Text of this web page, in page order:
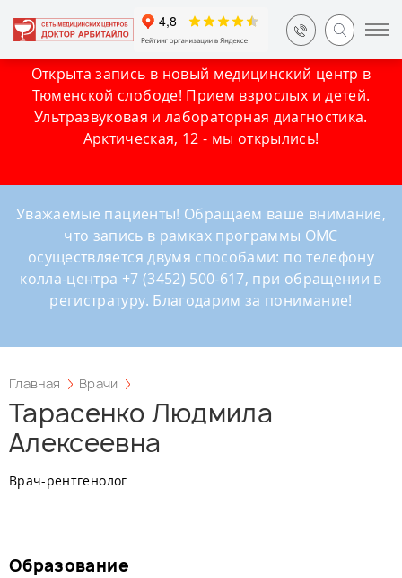
Открыта запись в новый медицинский центр в
Тюменской слободе! Прием взрослых и детей.
Ультразвуковая и лабораторная диагностика.
Арктическая, 12 - мы открылись!
Уважаемые пациенты! Обращаем ваше внимание,
что запись в рамках программы ОМС
осуществляется двумя способами: по телефону
колла-центра +7 (3452) 500-617, при обращении в
регистратуру. Благодарим за понимание!
Главная Врачи
Тарасенко Людмила
Алексеевна
Врач-рентгенолог
Образование